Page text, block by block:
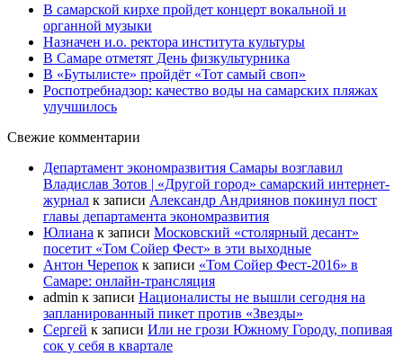
В самарской кирхе пройдет концерт вокальной и
органной музыки
Назначен и.о. ректора института культуры
В Самаре отметят День физкультурника
В «Бутылисте» пройдёт «Тот самый своп»
Роспотребнадзор: качество воды на самарских пляжах
улучшилось
Свежие комментарии
Департамент экономразвития Самары возглавил
Владислав Зотов | «Другой город» самарский интернет-
журнал к записи Александр Андриянов покинул пост
главы департамента экономразвития
Юлиана к записи Московский «столярный десант»
посетит «Том Сойер Фест» в эти выходные
Антон Черепок к записи «Том Сойер Фест-2016» в
Самаре: онлайн-трансляция
admin к записи Националисты не вышли сегодня на
запланированный пикет против «Звезды»
Сергей к записи Или не грози Южному Городу, попивая
сок у себя в квартале